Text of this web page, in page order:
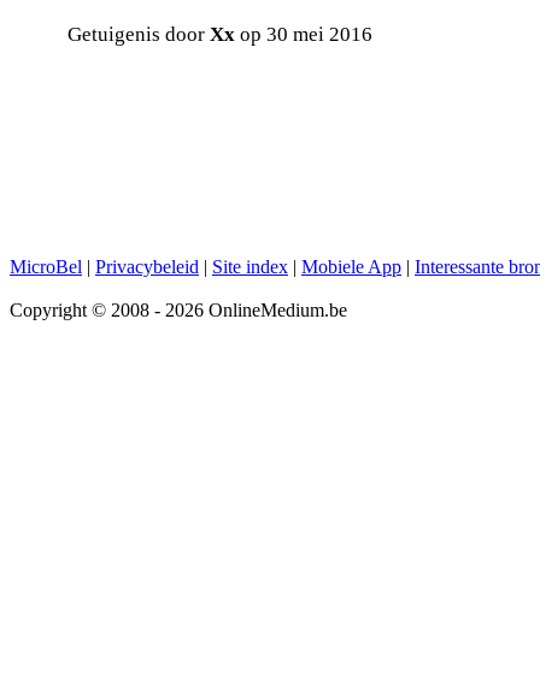
Getuigenis door Xx op 30 mei 2016
MicroBel | Privacybeleid | Site index | Mobiele App | Interessante
Copyright © 2008 - 2026 OnlineMedium.be